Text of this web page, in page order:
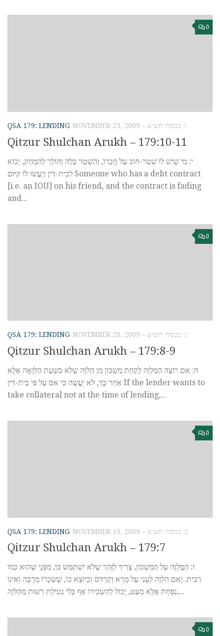
0
QSA 179: LENDING NOVEMBER 23, 2009 – ו׳ בכסלו תש״ע
Qitzur Shulchan Arukh – 179:10-11
י: מִי שֶׁיֵשׁ לוֹ ֹשְטַר-חוֹב עַל חֲבֵרוֹ, וְהַשְׁטָר בָּלָה וְהוֹלֵך לְהִמָּחֵק, יָבוֹא
לִבֵית-דִּין וְיַעֲשׂוּ לוֹ קִיּוּם Someone who has a debt contract
[i.e. an IOU] on his friend, and the contract is fading
and...
0
QSA 179: LENDING NOVEMBER 20, 2009 – ג׳ בכסלו תש״ע
Qitzur Shulchan Arukh – 179:8-9
ח: אִם רוֹצֶה הַמַּלְוֶה לָקַחַת מַשְִׁכּוֹן מִן הַלֹּוֶה ֹשֶלֹּא בִּשְׁעַת הַלְוָאָה אֶלָּא
אַחַר כָּךְ, לֹא יַעֲשֶׂה כִּי אִם עַל פִּי בֵּית-דִין If the lender wants to
take collateral not at the time of lending,...
0
QSA 179: LENDING NOVEMBER 19, 2009 – ב׳ בכסלו תש״ע
Qitzur Shulchan Arukh – 179:7
ז: הַמֲּלְוֶה עַל הַמַּשְׁכּוֹן, צָרִיךְ לִזָּהֵר ֹשֶלֹֹּא יִשְׁתַּמֵּשׁ בּוֹ, מִפְּנֵי שֶׁהוּא כְּמוֹ
רִבִּית. וְאִם הִלְוָה לְעָנִי עַל מָרָא וְקַרְדֹּם וְכַיוֹצֵא בוֹ, שֶׁשְׂכָרוֹ מְרֻבָּה וְאֵינוֹ
נִפְחָת אֶלָּא מְעַט, יָכוֹל לְהַשְׂכִּירוֹ אַף בְּלִי נְטִילַת רְשׁוּת מֵהַלֹּוֶה,...
0